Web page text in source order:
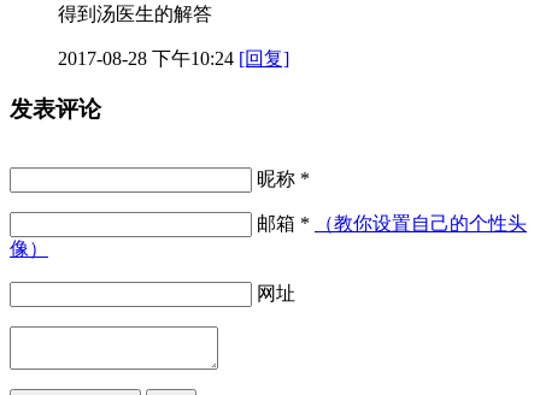
得到汤医生的解答
2017-08-28 下午10:24 [回复]
发表评论
昵称 *
邮箱 *
（教你设置自己的个性头
像）
网址